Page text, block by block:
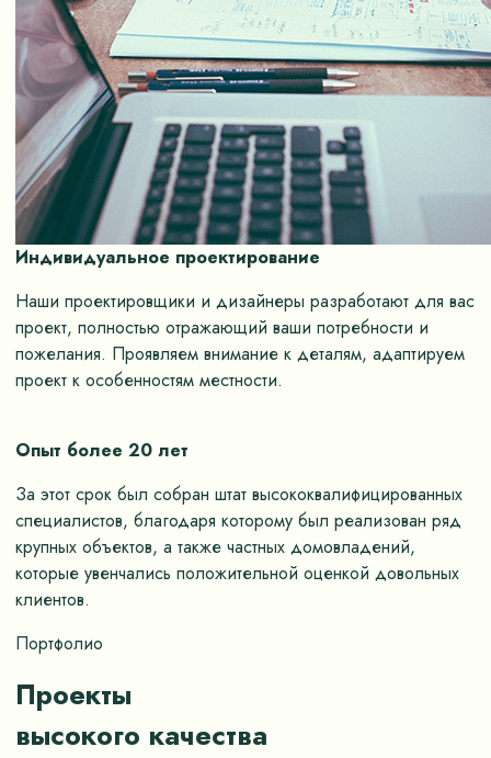
Индивидуальное проектирование
Наши проектировщики и дизайнеры разработают для вас
проект, полностью отражающий ваши потребности и
пожелания. Проявляем внимание к деталям, адаптируем
проект к особенностям местности.
Опыт более 20 лет
За этот срок был собран штат высококвалифицированных
специалистов, благодаря которому был реализован ряд
крупных объектов, а также частных домовладений,
которые увенчались положительной оценкой довольных
клиентов.
Портфолио
Проекты
высокого качества